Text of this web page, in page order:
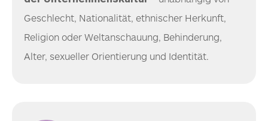
Geschlecht, Nationalität, ethnischer Herkunft,
Religion oder Weltanschauung, Behinderung,
Alter, sexueller Orientierung und Identität.